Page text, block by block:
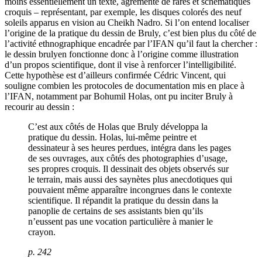
croquis – représentant, par exemple, les disques colorés des neuf
soleils apparus en vision au Cheikh Nadro. Si l’on entend localiser
l’origine de la pratique du dessin de Bruly, c’est bien plus du côté de
l’activité ethnographique encadrée par l’IFAN qu’il faut la chercher :
le dessin brulyen fonctionne donc à l’origine comme illustration
d’un propos scientifique, dont il vise à renforcer l’intelligibilité.
Cette hypothèse est d’ailleurs confirmée Cédric Vincent, qui
souligne combien les protocoles de documentation mis en place à
l’IFAN, notamment par Bohumil Holas, ont pu inciter Bruly à
recourir au dessin :
C’est aux côtés de Holas que Bruly développa la
pratique du dessin. Holas, lui-même peintre et
dessinateur à ses heures perdues, intégra dans les pages
de ses ouvrages, aux côtés des photographies d’usage,
ses propres croquis. Il dessinait des objets observés sur
le terrain, mais aussi des saynètes plus anecdotiques qui
pouvaient même apparaître incongrues dans le contexte
scientifique. Il répandit la pratique du dessin dans la
panoplie de certains de ses assistants bien qu’ils
n’eussent pas une vocation particulière à manier le
crayon.
p. 242